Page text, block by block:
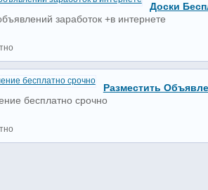
Доски
заработок +в интернете
Разместить
бесплатно срочно